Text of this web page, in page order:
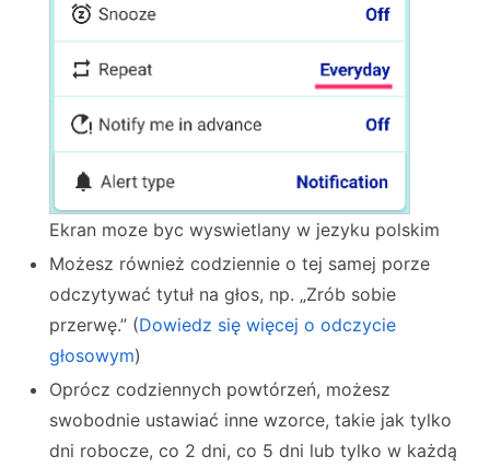
Ekran moze byc wyswietlany w jezyku polskim
Możesz również codziennie o tej samej porze
odczytywać tytuł na głos, np. „Zrób sobie
przerwę.” (Dowiedz się więcej o odczycie
głosowym)
Oprócz codziennych powtórzeń, możesz
swobodnie ustawiać inne wzorce, takie jak tylko
dni robocze, co 2 dni, co 5 dni lub tylko w każdą